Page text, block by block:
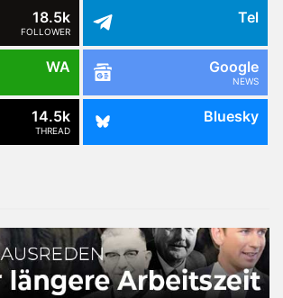
18.5k
FOLLOWER
Tel
WA Google
NEWS
14.5k
THREAD
Bluesky